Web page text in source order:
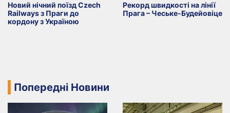
Новий нічний поїзд Czech
Railways з Праги до
кордону з Україною
Рекорд швидкості на лінії
Прага – Чеське-Будейовіце
Попередні Новини